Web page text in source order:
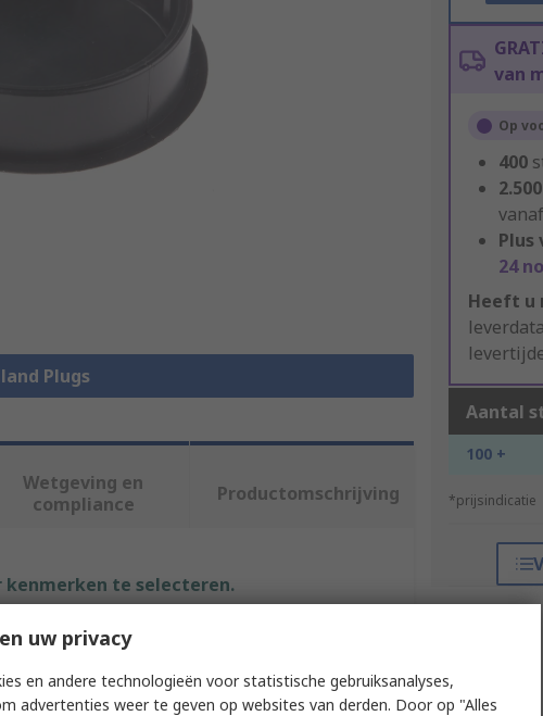
Plugs
van
Op
400
2.500
Plus
24
Heeft u
Aantal
100 +
*prijsindicatie
Wetgeving en
compliance
Productomschrijving
te selecteren.
RS PRO
uw privacy
en andere technologieën voor statistische gebruiksanalyses,
advertenties weer te geven op websites van derden. Door op "Alles